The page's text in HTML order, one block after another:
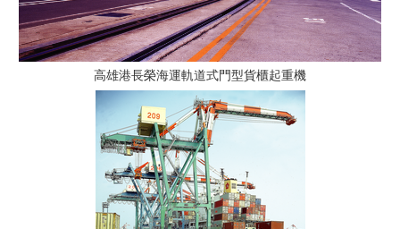
高雄港長榮海運軌道式門型貨櫃起重機